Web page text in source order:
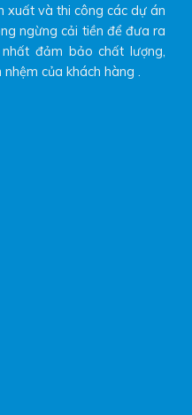
xuất và thi công các dự án
ngừng cải tiền để đưa ra
đảm bảo chất lượng,
của khách hàng .